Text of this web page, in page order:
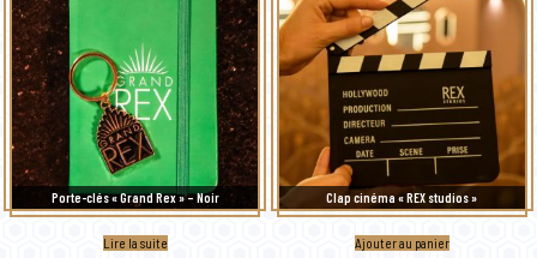
Porte-clés « Grand Rex » – Noir
Lire la suite
Clap cinéma « REX studios »
Ajouter au panier